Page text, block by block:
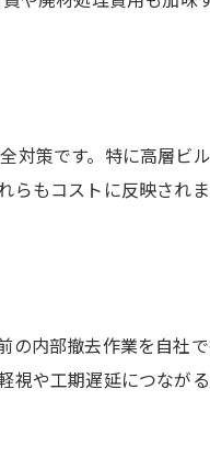
対策です。特に高層ビ
もコストに反映され
の内部撤去作業を自社
視や工期遅延につなが